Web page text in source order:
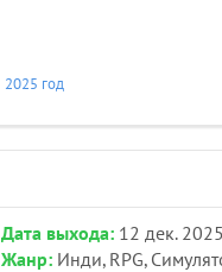
2025 год
Дата выхода:12 дек.
Жанр:Инди, RPG,